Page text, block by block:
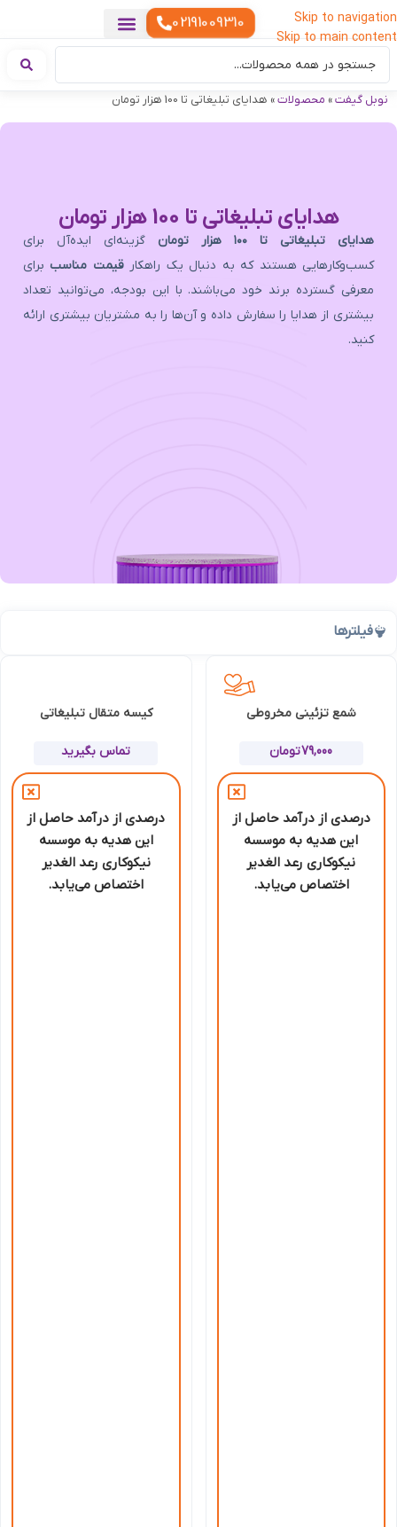
Skip to navigation
Skip to main content
02191009310
نوبل گیفت» محصولات» هدایای تبلیغاتی تا 100 هزار تومان
هدایای تبلیغاتی تا 100 هزار تومان
هدایای تبلیغاتی تا ۱۰۰ هزار تومان
گزینه‌ای ایده‌آل برای
کسب‌وکارهایی هستند که به دنبال یک راهکارقیمت مناسب برای
معرفی گسترده برند خود می‌باشند. با این بودجه، می‌توانید تعداد
بیشتری از هدایا را سفارش داده و آن‌ها را به مشتریان بیشتری ارائه
کنید.
فیلترها
شمع تزئینی مخروطی
79,000تومان
درصدی از درآمد حاصل از
این هدیه به موسسه
نیکوکاری رعد الغدیر
اختصاص می‌یابد.
کیسه متقال تبلیغاتی
تماس بگیرید
درصدی از درآمد حاصل از
این هدیه به موسسه
نیکوکاری رعد الغدیر
اختصاص می‌یابد.